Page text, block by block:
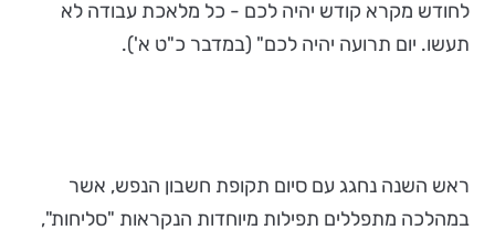
לחודש מקרא קודש יהיה לכם - כל מלאכת עבודה לא
תעשו. יום תרועה יהיה לכם" (במדבר כ"ט א').
ראש השנה נחגג עם סיום תקופת חשבון הנפש, אשר
במהלכה מתפללים תפילות מיוחדות הנקראות "סליחות",